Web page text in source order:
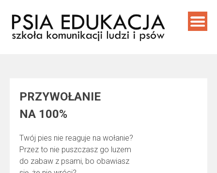
content
PRZYWOŁANIE
NA 100%
Twój pies nie reaguje na wołanie?
Przez to nie puszczasz go luzem
do zabaw z psami, bo obawiasz